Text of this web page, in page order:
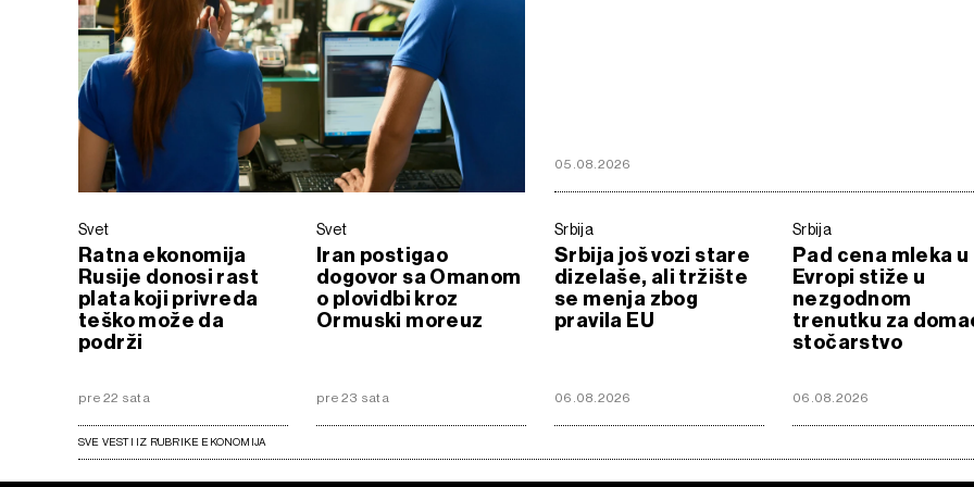
05.08.2026
Svet
Ratna ekonomija
Rusije donosi rast
plata koji privreda
teško može da
podrži
pre 22 sata
Svet
Iran postigao
dogovor sa Omanom
o plovidbi kroz
Ormuski moreuz
pre 23 sata
Srbija
Srbija još vozi stare
dizelaše, ali tržište
se menja zbog
pravila EU
06.08.2026
Srbija
Pad cena mleka u
Evropi stiže u
nezgodnom
trenutku za
stočarstvo
06.08.2026
SVE VESTI IZ RUBRIKE EKONOMIJA